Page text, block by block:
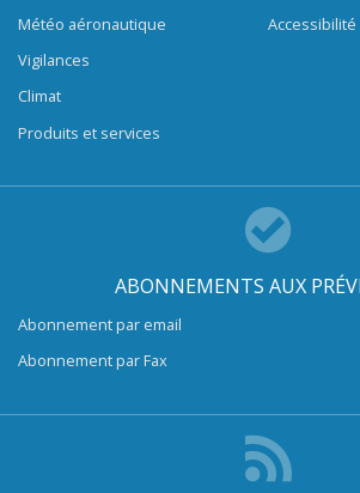
Météo aéronautique
Vigilances
Climat
Produits et services
Accessibilité
ABONNEMENTS AUX
Abonnement par email
Abonnement par Fax